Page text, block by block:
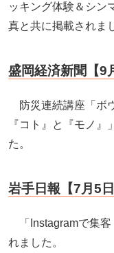
ッキング体験＆シン
真と共に掲載されま
盛岡経済新聞【9
防災連続講座「ボ
『コト』と『モノ
た。
岩手日報【7月5日
「Instagramで集客
れました。